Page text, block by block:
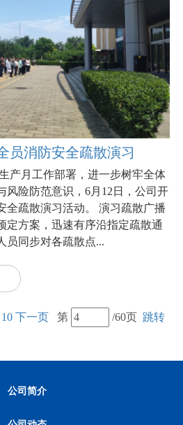
员消防安全疏散演习
产月工作部署，进一步树牢全体
风险防范意识，6月12日，公司开
全疏散演习活动。 演习疏散广播
定方案，迅速有序沿指定疏散通
员同步对各疏散点...
10 下一页 第 /60页 跳转
公司简介